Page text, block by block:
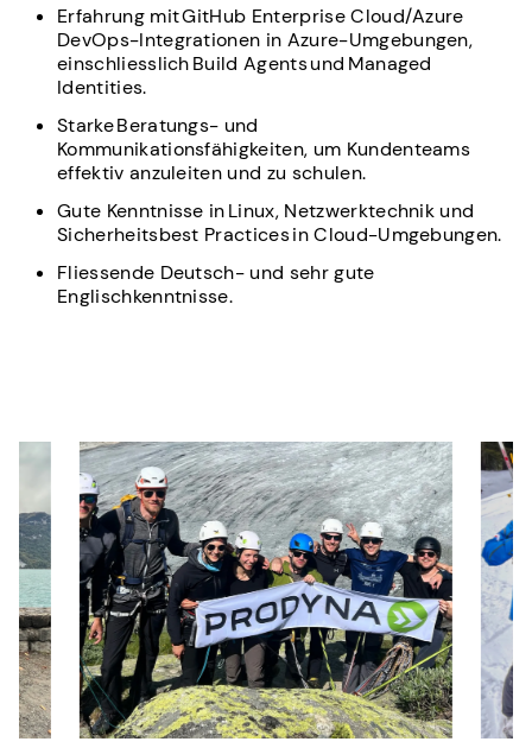
Erfahrung mit GitHub Enterprise Cloud/Azure
DevOps-Integrationen in Azure-Umgebungen,
einschliesslich Build Agents und Managed
Identities.
Starke Beratungs- und
Kommunikationsfähigkeiten, um Kundenteams
effektiv anzuleiten und zu schulen.
Gute Kenntnisse in Linux, Netzwerktechnik und
Sicherheitsbest Practices in Cloud-Umgebungen.
Fliessende Deutsch- und sehr gute
Englischkenntnisse.